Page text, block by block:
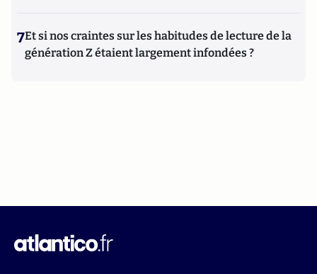
7Et si nos craintes sur les habitudes de lecture de la
génération Z étaient largement infondées ?